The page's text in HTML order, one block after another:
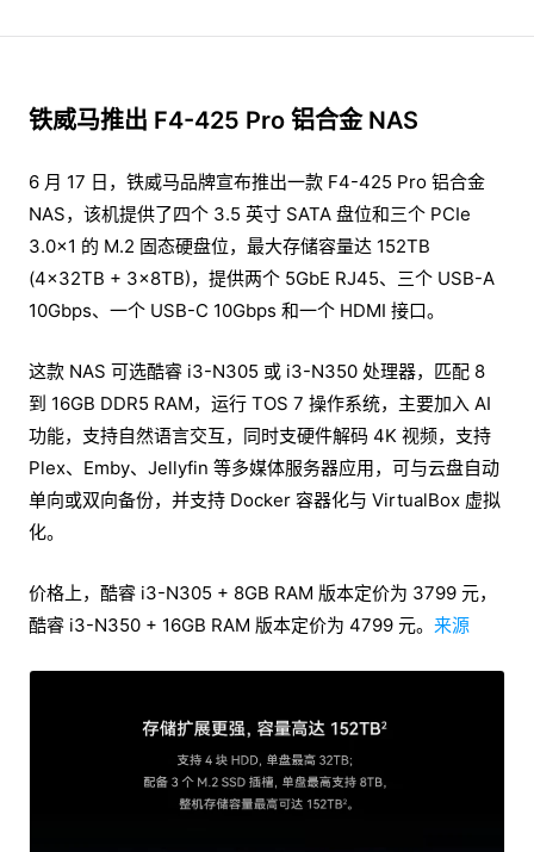
铁威马推出 F4-425 Pro 铝合金 NAS
6 月 17 日，铁威马品牌宣布推出一款 F4-425 Pro 铝合金
NAS，该机提供了四个 3.5 英寸 SATA 盘位和三个 PCIe
3.0×1 的 M.2 固态硬盘位，最大存储容量达 152TB
(4×32TB + 3×8TB)，提供两个 5GbE RJ45、三个 USB-A
10Gbps、一个 USB-C 10Gbps 和一个 HDMI 接口。
这款 NAS 可选酷睿 i3-N305 或 i3-N350 处理器，匹配 8
到 16GB DDR5 RAM，运行 TOS 7 操作系统，主要加入 AI
功能，支持自然语言交互，同时支硬件解码 4K 视频，支持
Plex、Emby、Jellyfin 等多媒体服务器应用，可与云盘自动
单向或双向备份，并支持 Docker 容器化与 VirtualBox 虚拟
化。
价格上，酷睿 i3-N305 + 8GB RAM 版本定价为 3799 元，
酷睿 i3-N350 + 16GB RAM 版本定价为 4799 元。 来源